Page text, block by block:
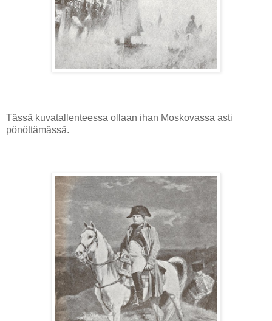
Tässä kuvatallenteessa ollaan ihan Moskovassa asti
pönöttämässä.